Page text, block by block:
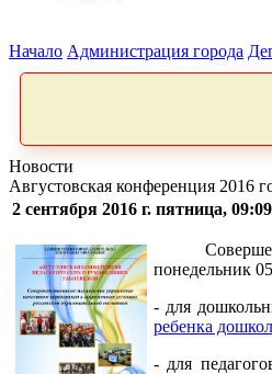
Начало Администрация города
Новости
Августовская конференция 2016
2 сентября 2016 г. пятница,
понедельник
- для
ребенка
- для